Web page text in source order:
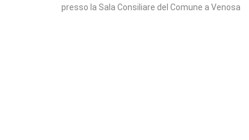
presso la Sala Consiliare del Comune a Venosa